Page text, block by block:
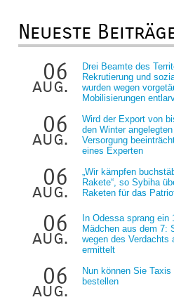
Neueste
06
aug.
Drei Beamte des
Rekrutierung und
wurden wegen
Mobilisierungen
06
aug.
Wird der Export von
den Winter
Versorgung
eines Experten
06
aug.
„Wir kämpfen
Rakete“, so Sybiha
Raketen für das
06
aug.
In Odessa sprang ein
Mädchen aus dem 7:
wegen des Verdachts
ermittelt
06
aug.
Nun können Sie Taxis
bestellen